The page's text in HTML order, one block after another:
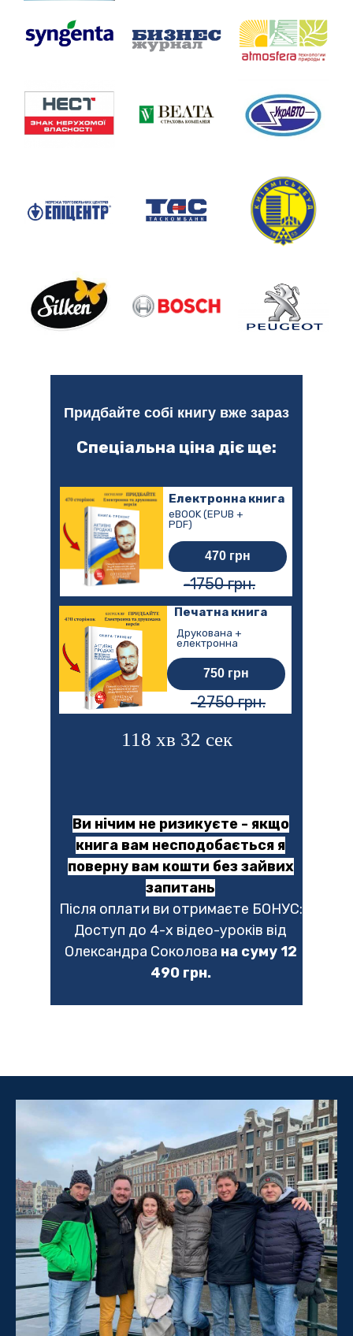
Придбайте собі книгу вже зараз
Електронна книга
Печатна книга
eBOOK (EPUB +
PDF)
Друкована +
електронна
470 грн
750 грн
Ви нічим не ризикуєте - якщо
книга вам несподобається я
поверну вам кошти без зайвих
запитань
Після оплати ви отримаєте БОНУС:
Доступ до 4-х відео-уроків від
Олександра Соколова на суму 12
490 грн.
Спеціальна ціна діє ще:
-1750 грн.
-2750 грн.
118 хв 30 сек